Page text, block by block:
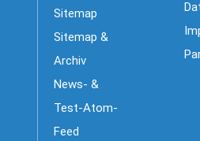
Sitemap
Sitemap &
Archiv
News- &
Test-Atom-
Feed